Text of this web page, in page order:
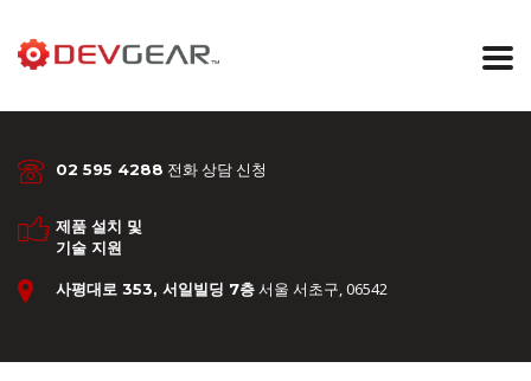
02 595 4288 전화 상담 신청
제품 설치 및
기술 지원
사평대로 353, 서일빌딩 7층서울 서초구, 06542